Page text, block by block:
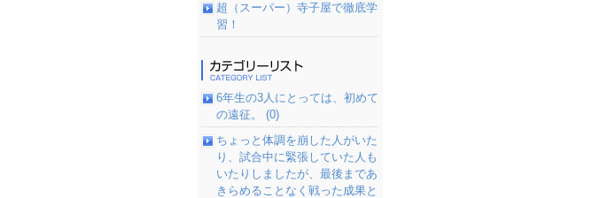
超（スーパー）寺子屋で徹底学
習！
6年生の3人にとっては、初めて
の遠征。 (0)
ちょっと体調を崩した人がいた
り、試合中に緊張していた人も
いたりしましたが、最後まであ
きらめることなく戦った成果と